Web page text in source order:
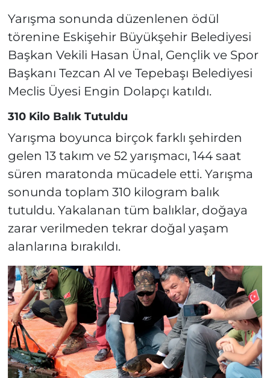
Yarışma sonunda düzenlenen ödül
törenine Eskişehir Büyükşehir Belediyesi
Başkan Vekili Hasan Ünal, Gençlik ve Spor
Başkanı Tezcan Al ve Tepebaşı Belediyesi
Meclis Üyesi Engin Dolapçı katıldı.
310 Kilo Balık Tutuldu
Yarışma boyunca birçok farklı şehirden
gelen 13 takım ve 52 yarışmacı, 144 saat
süren maratonda mücadele etti. Yarışma
sonunda toplam 310 kilogram balık
tutuldu. Yakalanan tüm balıklar, doğaya
zarar verilmeden tekrar doğal yaşam
alanlarına bırakıldı.